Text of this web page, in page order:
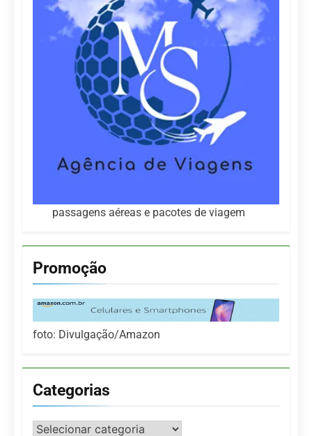
passagens aéreas e pacotes de viagem
Promoção
foto: Divulgação/Amazon
Categorias
Categorias